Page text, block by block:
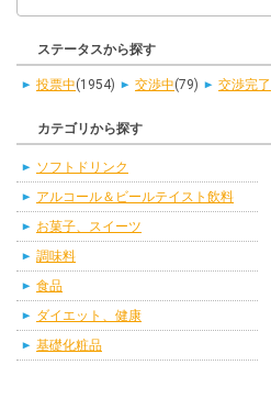
ステータスから探す
投票中(1954) 交渉中(79) 交渉完了
カテゴリから探す
ソフトドリンク
アルコール＆ビールテイスト飲料
お菓子、スイーツ
調味料
食品
ダイエット、健康
基礎化粧品